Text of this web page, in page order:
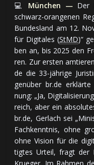
💻 München — Der
schwarz-oran­ge­nen
Bun­des­land am 12.
für Di­gi­ta­les (StMD)“
ben an, bis 2025 den
ren. Zur ers­ten
de die 33-jäh­ri­ge
gen­über br.de
nung: „Ja,
reich, aber ein
br.de, Gerlach sei
Fach­kennt­nis, oh­ne
oh­ne Vi­sion für die
tig­tes Ur­teil, fragt der